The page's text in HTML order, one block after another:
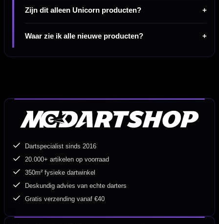
Zijn dit alleen Unicorn producten?
Waar zie ik alle nieuwe producten?
Dartspecialist sinds 2016
20.000+ artikelen op voorraad
350m² fysieke dartwinkel
Deskundig advies van echte darters
Gratis verzending vanaf €40